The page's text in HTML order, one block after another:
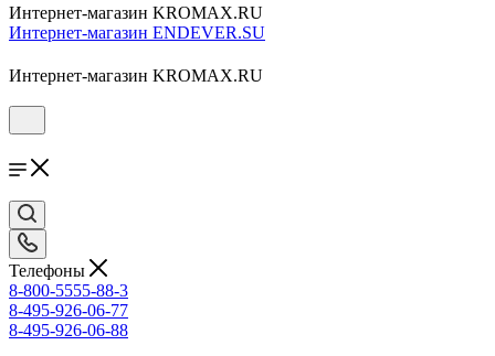
Интернет-магазин KROMAX.RU
Интернет-магазин ENDEVER.SU
Интернет-магазин KROMAX.RU
Телефоны
8-800-5555-88-3
8-495-926-06-77
8-495-926-06-88